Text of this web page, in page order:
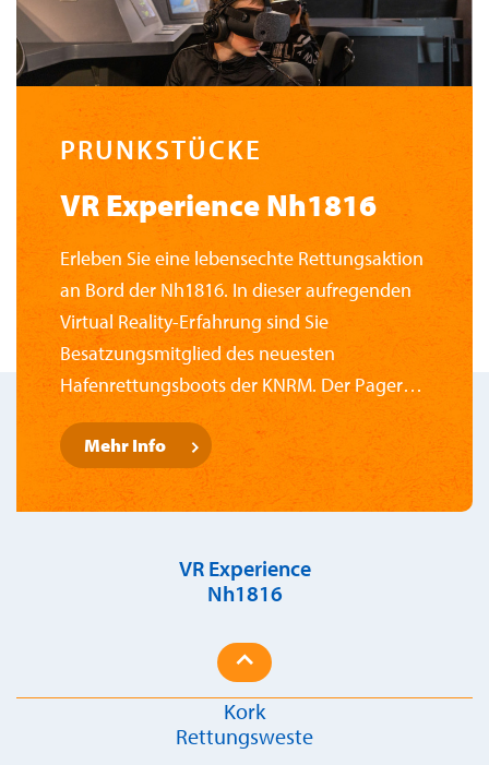
PRUNKSTÜCKE
VR Experience Nh1816
Erleben Sie eine lebensechte Rettungsaktion
an Bord der Nh1816. In dieser aufregenden
Virtual Reality-Erfahrung sind Sie
Besatzungsmitglied des neuesten
Hafenrettungsboots der KNRM. Der Pager
geht los, Mann über Bord!
Mehr Info
VR Experience
Nh1816
Kork
Rettungsweste